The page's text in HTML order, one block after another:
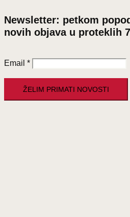
Newsletter: petkom
novih objava u proteklih
Email *